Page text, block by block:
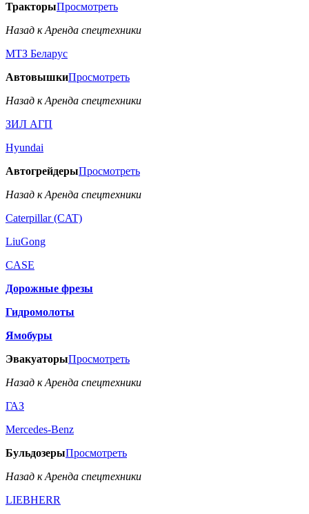
ТракторыПросмотреть
Назад к Аренда спецтехники
МТЗ Беларус
АвтовышкиПросмотреть
Назад к Аренда спецтехники
ЗИЛ АГП
Hyundai
АвтогрейдерыПросмотреть
Назад к Аренда спецтехники
Caterpillar (CAT)
LiuGong
CASE
Дорожные фрезы
Гидромолоты
Ямобуры
ЭвакуаторыПросмотреть
Назад к Аренда спецтехники
ГАЗ
Mercedes-Benz
БульдозерыПросмотреть
Назад к Аренда спецтехники
LIEBHERR